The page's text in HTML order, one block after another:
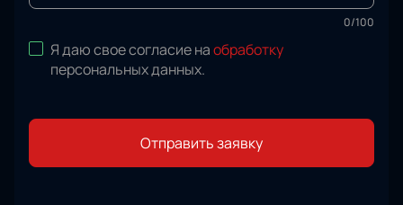
0/100
Я даю свое согласие наобработку
персональных данных.
Отправить заявку